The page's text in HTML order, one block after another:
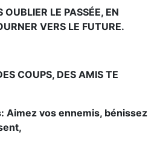
OUBLIER LE PASSÉE, EN
VERS LE FUTURE.
COUPS, DES AMIS TE
Aimez vos ennemis, bénissez